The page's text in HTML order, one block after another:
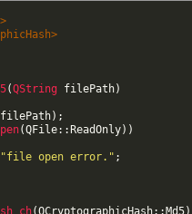
(QString filePath)
filePath) ;
(QFile:: ReadOnly) )
"file open error." ;
ch(QCryptographicHash:: Md5)